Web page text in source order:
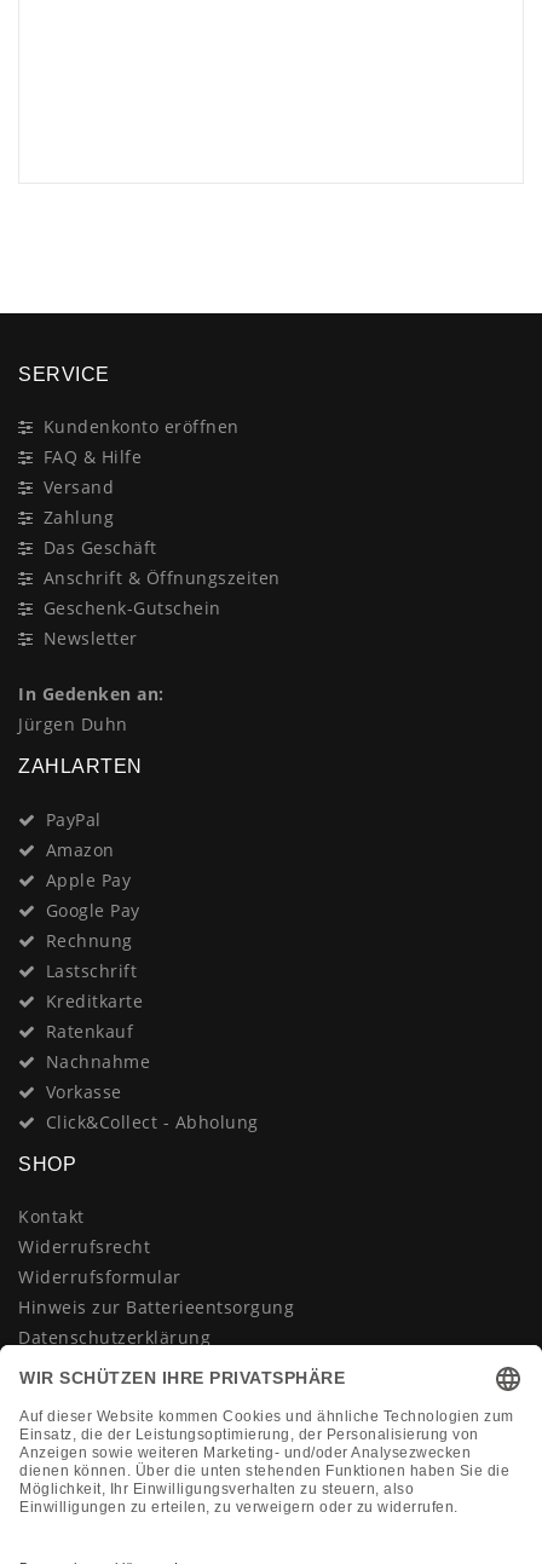
SERVICE
Kundenkonto eröffnen
FAQ & Hilfe
Versand
Zahlung
Das Geschäft
Anschrift & Öffnungszeiten
Geschenk-Gutschein
Newsletter
In Gedenken an:
Jürgen Duhn
ZAHLARTEN
PayPal
Amazon
Apple Pay
Google Pay
Rechnung
Lastschrift
Kreditkarte
Ratenkauf
Nachnahme
Vorkasse
Click&Collect - Abholung
SHOP
Kontakt
Widerrufsrecht
Widerrufsformular
Hinweis zur Batterieentsorgung
Datenschutzerklärung
AGB
Vertrag widerrufen
KONTAKT